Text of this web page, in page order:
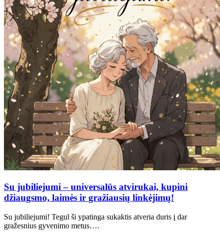
Su jubiliejumi – universalūs atvirukai, kupini
džiaugsmo, laimės ir gražiausių linkėjimų!
Su jubiliejumi! Tegul ši ypatinga sukaktis atveria duris į dar
gražesnius gyvenimo metus….